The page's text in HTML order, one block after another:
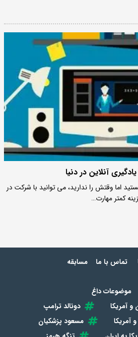
آنلاین در دنیا
اما وقتش را ندارید، می توانید با شرکت در
کمتر مهارت…
تماس با ما مسابقه
موضوعات داغ
و آمریکا
دونالد ترامپ
آمریکا
مسعود پزشکیان